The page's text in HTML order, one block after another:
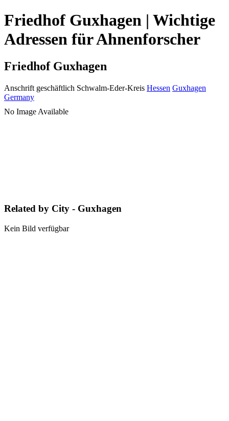
Friedhof Guxhagen | Wichtige
Adressen für Ahnenforscher
Friedhof Guxhagen
Anschrift geschäftlich Schwalm-Eder-Kreis Hessen Guxhagen
Germany
No Image Available
Related by City - Guxhagen
Kein Bild verfügbar